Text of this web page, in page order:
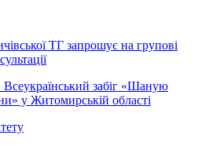
ТГ запрошує на групові
Всеукраїнський забіг «Шаную
у Житомирській області